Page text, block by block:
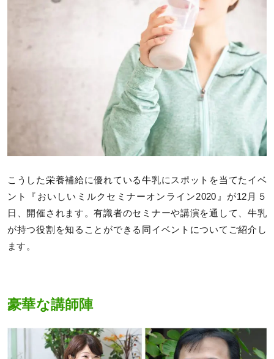
こうした栄養補給に優れている牛乳にスポットを当てたイベ
ント『おいしいミルクセミナーオンライン2020』が12月５
日、開催されます。有識者のセミナーや講演を通して、牛乳
が持つ役割を知ることができる同イベントについてご紹介し
ます。
豪華な講師陣